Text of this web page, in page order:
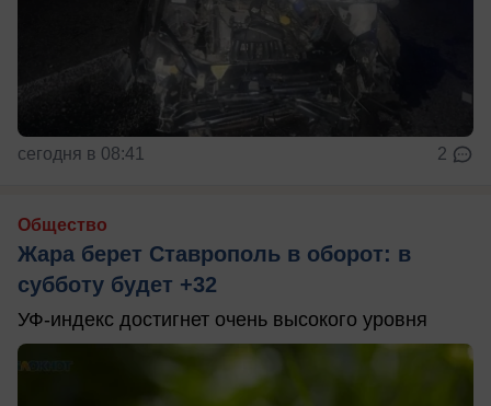
сегодня в 08:41 2
Общество
Жара берет Ставрополь в оборот: в
субботу будет +32
УФ-индекс достигнет очень высокого уровня